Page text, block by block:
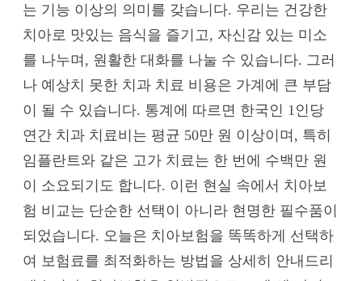
는 기능 이상의 의미를 갖습니다. 우리는 건강한
치아로 맛있는 음식을 즐기고, 자신감 있는 미소
를 나누며, 원활한 대화를 나눌 수 있습니다. 그러
나 예상치 못한 치과 치료 비용은 가계에 큰 부담
이 될 수 있습니다. 통계에 따르면 한국인 1인당
연간 치과 치료비는 평균 50만 원 이상이며, 특히
임플란트와 같은 고가 치료는 한 번에 수백만 원
이 소요되기도 합니다. 이런 현실 속에서 치아보
험 비교는 단순한 선택이 아니라 현명한 필수품이
되었습니다. 오늘은 치아보험을 똑똑하게 선택하
여 보험료를 최적화하는 방법을 상세히 안내드리